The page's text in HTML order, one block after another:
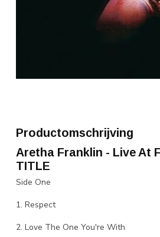
Productomschrijving
Aretha Franklin - Live At
TITLE
Side One
1. Respect
2. Love The One You're With